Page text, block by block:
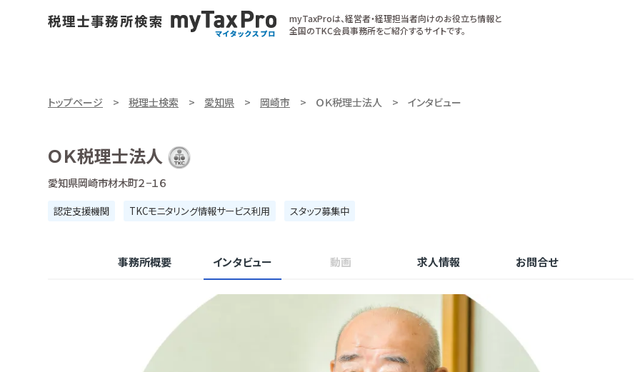
myTaxProは、経営者・経理担当者向けのお役立ち情報と
全国のTKC会員事務所をご紹介するサイトです。
トップページ 税理士検索 愛知県 岡崎市 ＯＫ税理士法人 インタビュー
ＯＫ税理士法人
愛知県岡崎市材木町２−１６
認定支援機関 TKCモニタリング情報サービス利用 スタッフ募集中
事務所概要 インタビュー 動画 求人情報 お問合せ